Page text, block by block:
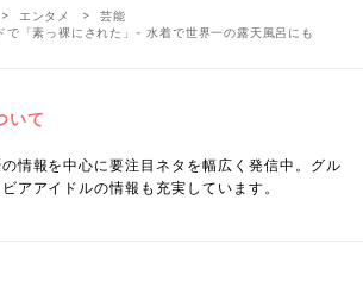
エンタメ
芸能
で「素っ裸にされた」- 水着で世界一の露天風呂にも
いて
情報を中心に要注目ネタを幅広く発信中。グル
アアイドルの情報も充実しています。